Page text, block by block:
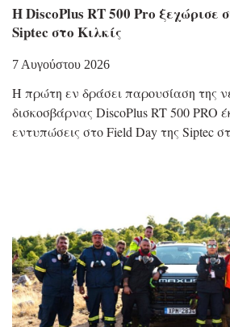
Η DiscoPlus RT 500 Pro ξεχώρισε
Siptec στο Κιλκίς
7 Αυγούστου 2026
Η πρώτη εν δράσει παρουσίαση της
δισκοσβάρνας DiscoPlus RT 500 PRO
εντυπώσεις στο Field Day της Siptec